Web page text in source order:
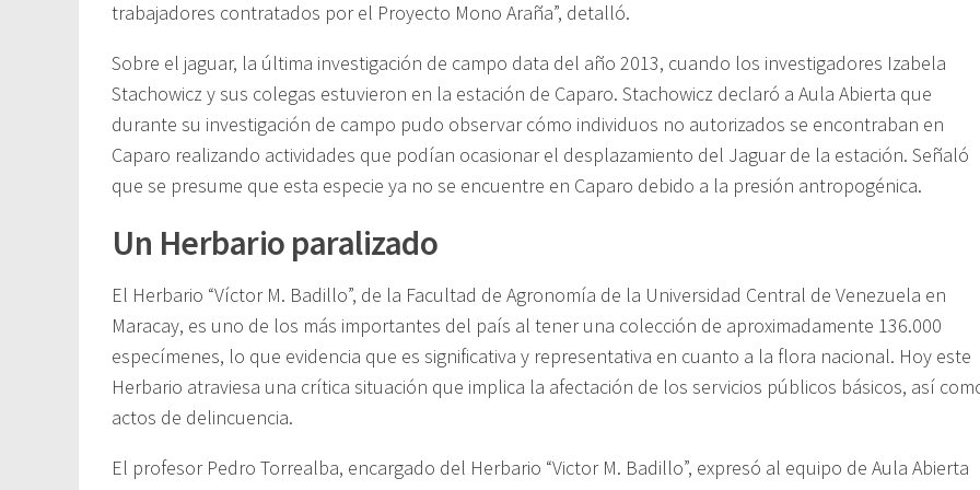
trabajadores contratados por el Proyecto Mono Araña”, detalló.
Sobre el jaguar, la última investigación de campo data del año 2013, cuando los investigadores Izabela
Stachowicz y sus colegas estuvieron en la estación de Caparo. Stachowicz declaró a Aula Abierta que
durante su investigación de campo pudo observar cómo individuos no autorizados se encontraban en
Caparo realizando actividades que podían ocasionar el desplazamiento del Jaguar de la estación. Señaló
que se presume que esta especie ya no se encuentre en Caparo debido a la presión antropogénica.
Un Herbario paralizado
El Herbario “Víctor M. Badillo”, de la Facultad de Agronomía de la Universidad Central de Venezuela en
Maracay, es uno de los más importantes del país al tener una colección de aproximadamente 136.000
especímenes, lo que evidencia que es significativa y representativa en cuanto a la flora nacional. Hoy este
Herbario atraviesa una crítica situación que implica la afectación de los servicios públicos básicos, así
actos de delincuencia.
El profesor Pedro Torrealba, encargado del Herbario “Victor M. Badillo”, expresó al equipo de Aula Abierta